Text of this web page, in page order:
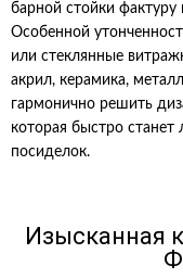
барной стойки
Особенной
или стеклянные
акрил, керамика,
гармонично решить
которая быстро
посиделок.
Изысканная